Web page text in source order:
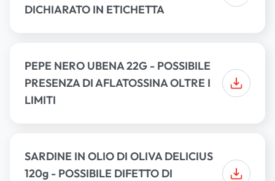
DICHIARATO IN ETICHETTA
PEPE NERO UBENA 22G - POSSIBILE
PRESENZA DI AFLATOSSINA OLTRE I
LIMITI
SARDINE IN OLIO DI OLIVA DELICIUS
120g - POSSIBILE DIFETTO DI